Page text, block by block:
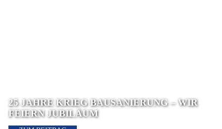
25 JAHRE KRIEG BAUSANIERUNG – WIR
FEIERN JUBILÄUM